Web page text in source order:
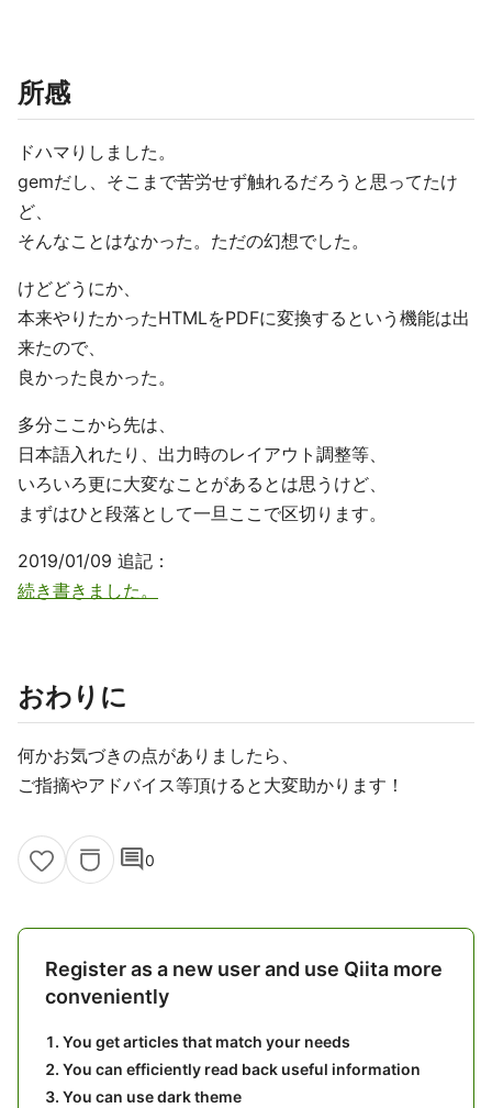
所感
ドハマりしました。
gemだし、そこまで苦労せず触れるだろうと思ってたけ
ど、
そんなことはなかった。ただの幻想でした。
けどどうにか、
本来やりたかったHTMLをPDFに変換するという機能は出
来たので、
良かった良かった。
多分ここから先は、
日本語入れたり、出力時のレイアウト調整等、
いろいろ更に大変なことがあるとは思うけど、
まずはひと段落として一旦ここで区切ります。
2019/01/09 追記：
続き書きました。
おわりに
何かお気づきの点がありましたら、
ご指摘やアドバイス等頂けると大変助かります！
comment0
Register as a new user and use Qiita more
conveniently
You get articles that match your needs
You can efficiently read back useful information
You can use dark theme